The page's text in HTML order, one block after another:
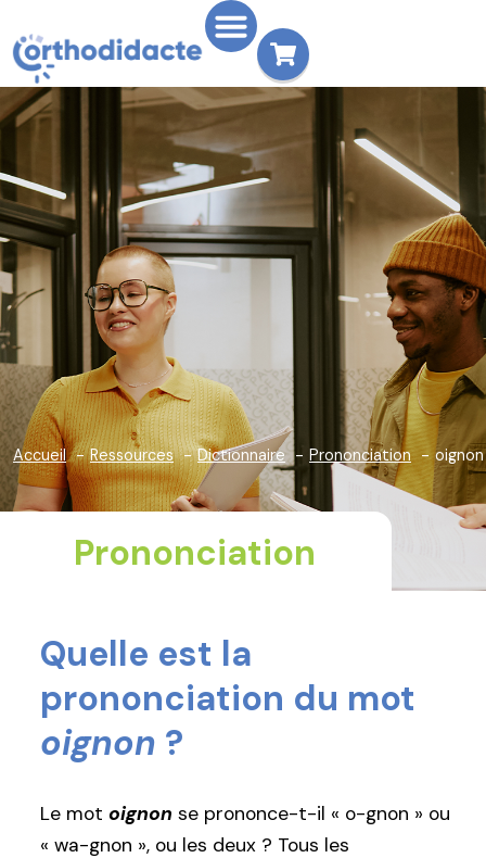
Accueil Ressources Dictionnaire Prononciation oignon
Prononciation
Quelle est la
prononciation du mot
oignon ?
Le mot oignon se prononce-t-il « o-gnon » ou
« wa-gnon », ou les deux ? Tous les